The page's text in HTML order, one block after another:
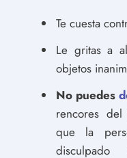
Te cuesta
Le gritas a
objetos
No puedes
rencores
que la